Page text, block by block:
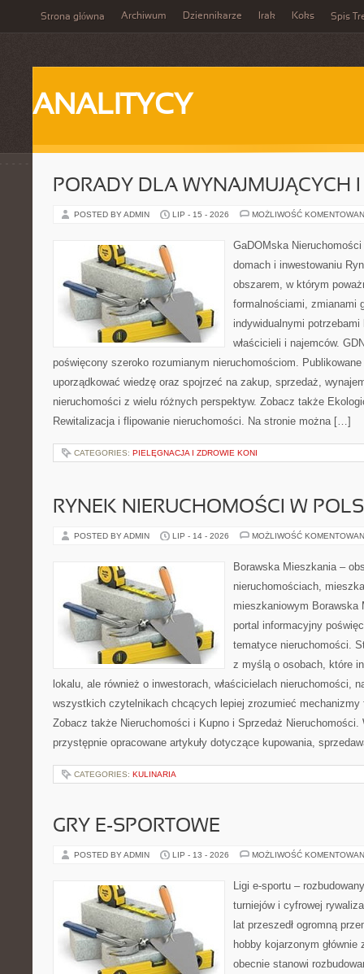
Strona główna Archiwum Dziennikarze Irak Koks Spis
ANALITYCY
PORADY DLA WYNAJMUJĄCYCH
POSTED BY ADMIN LIP - 15 - 2026 MOŻLIWOŚĆ
GaDOMska
domach i inwestowaniu
obszarem, w którym
formalnościami, zmianami
indywidualnymi
właścicieli i najemców.
poświęcony szeroko rozumianym nieruchomościom. Publikowane
uporządkować wiedzę oraz spojrzeć na zakup, sprzedaż,
nieruchomości z wielu różnych perspektyw. Zobacz także
Rewitalizacja i flipowanie nieruchomości. Na stronie można […]
CATEGORIES: PIELĘGNACJA I ZDROWIE KONI
RYNEK NIERUCHOMOŚCI W
POSTED BY ADMIN LIP - 14 - 2026 MOŻLIWOŚĆ
Borawska Mieszkania –
nieruchomościach,
mieszkaniowym Borawska
portal informacyjny
tematyce nieruchomości.
z myślą o osobach, które
lokalu, ale również o inwestorach, właścicielach nieruchomości,
wszystkich czytelnikach chcących lepiej zrozumieć mechanizmy
Zobacz także Nieruchomości i Kupno i Sprzedaż
przystępnie opracowane artykuły dotyczące kupowania,
CATEGORIES: KULINARIA
GRY E-SPORTOWE
POSTED BY ADMIN LIP - 13 - 2026 MOŻLIWOŚĆ
Ligi e-sportu –
turniejów i cyfrowej
lat przeszedł ogromną
hobby kojarzonym
obecnie stanowi